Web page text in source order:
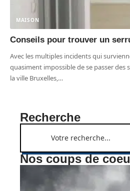
MAISON
Conseils pour trouver un
Avec les multiples incidents qui
quasiment impossible de se passer des
la ville Bruxelles,…
Recherche
Nos coups de